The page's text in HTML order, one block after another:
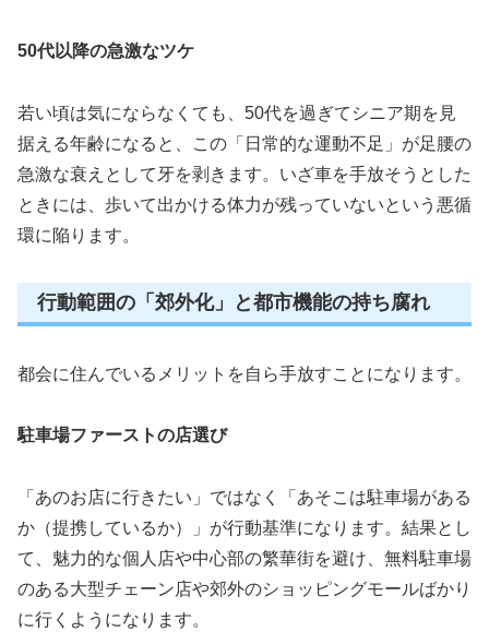
50代以降の急激なツケ
若い頃は気にならなくても、50代を過ぎてシニア期を見
据える年齢になると、この「日常的な運動不足」が足腰の
急激な衰えとして牙を剥きます。いざ車を手放そうとした
ときには、歩いて出かける体力が残っていないという悪循
環に陥ります。
行動範囲の「郊外化」と都市機能の持ち腐れ
都会に住んでいるメリットを自ら手放すことになります。
駐車場ファーストの店選び
「あのお店に行きたい」ではなく「あそこは駐車場がある
か（提携しているか）」が行動基準になります。結果とし
て、魅力的な個人店や中心部の繁華街を避け、無料駐車場
のある大型チェーン店や郊外のショッピングモールばかり
に行くようになります。